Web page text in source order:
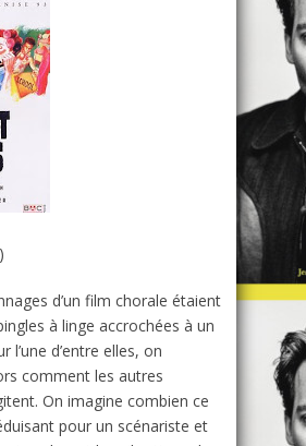
d’un film chorale étaient
à linge accrochées à un
l’une d’entre elles, on
comment les autres
On imagine combien ce
pour un scénariste et